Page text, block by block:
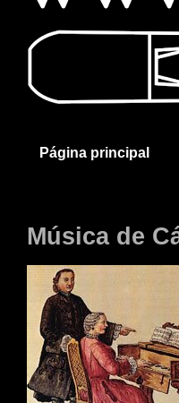
Página principal
Música de